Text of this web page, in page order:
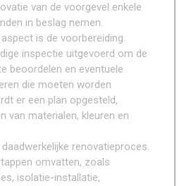
van de voorgevel enkele
in beslag nemen.
is de voorbereiding.
inspectie uitgevoerd om de
beoordelen en eventuele
die moeten worden
er een plan opgesteld,
van materialen, kleuren en
renovatieproces.
omvatten, zoals
isolatie-installatie,